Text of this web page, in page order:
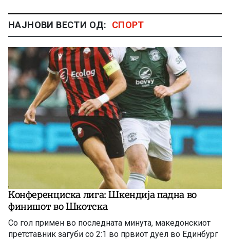
НАЈНОВИ ВЕСТИ ОД: СПОРТ
Конференциска лига: Шкендија падна во
финишот во Шкотска
Со гол примен во последната минута, македонскиот
претставник загуби со 2:1 во првиот дуел во Единбург